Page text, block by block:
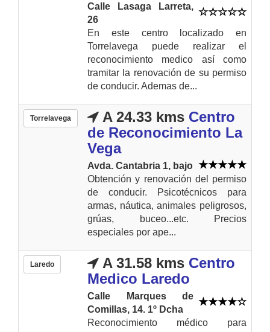
Calle Lasaga Larreta,
26
En este centro localizado en
Torrelavega puede realizar el
reconocimiento medico así como
tramitar la renovación de su permiso
de conducir. Ademas de...
Torrelavega A 24.33 kms Centro
de Reconocimiento La
Vega
Avda. Cantabria 1, bajo
Obtención y renovación del permiso
de conducir. Psicotécnicos para
armas, náutica, animales peligrosos,
grúas, buceo...etc. Precios
especiales por ape...
Laredo A 31.58 kms Centro
Medico Laredo
Calle Marques de
Comillas, 14. 1º Dcha
Reconocimiento médico para